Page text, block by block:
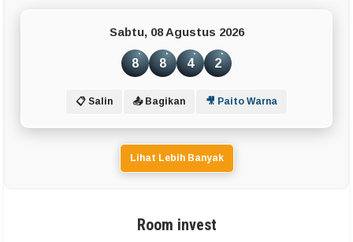
Sabtu, 08 Agustus 2026
8 8 4 2
📋 Salin 📤 Bagikan 🎥 Paito Warna
Lihat Lebih Banyak
Room invest